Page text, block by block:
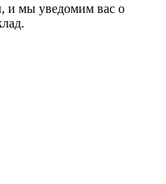
и мы уведомим вас о